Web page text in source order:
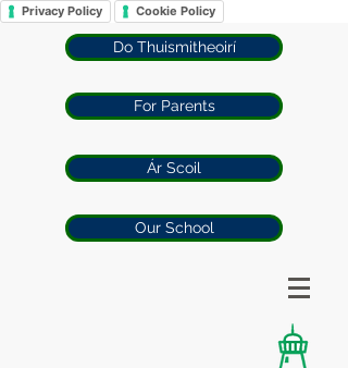
Privacy Policy Cookie Policy
Do Thuismitheoirí
For Parents
Ár Scoil
Our School